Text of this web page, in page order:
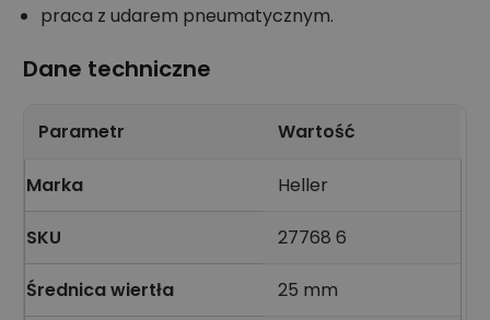
praca z udarem pneumatycznym.
Dane techniczne
Parametr Wartość
Marka Heller
SKU 27768 6
Średnica wiertła 25 mm